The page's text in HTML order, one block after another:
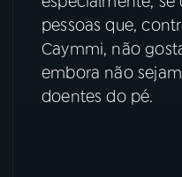
FESTIVAL DE
ACOMPANHE A RÁDIO
pessoas que,
Caymmi, não
embora não
doentes do pé.